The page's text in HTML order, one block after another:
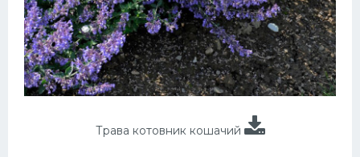
Трава котовник кошачий